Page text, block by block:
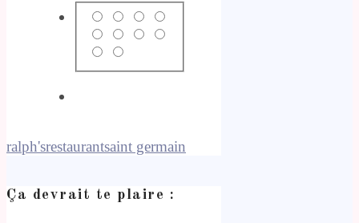
ralph'srestaurantsaint germain
Ça devrait te plaire :